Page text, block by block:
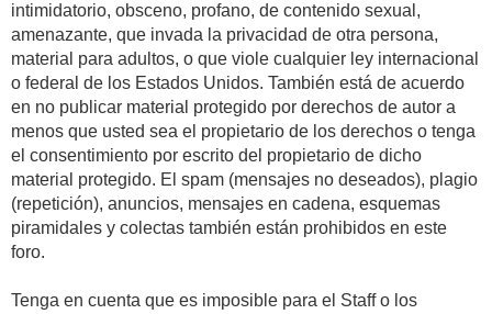
intimidatorio, obsceno, profano, de contenido sexual,
amenazante, que invada la privacidad de otra persona,
material para adultos, o que viole cualquier ley internacional
o federal de los Estados Unidos. También está de acuerdo
en no publicar material protegido por derechos de autor a
menos que usted sea el propietario de los derechos o tenga
el consentimiento por escrito del propietario de dicho
material protegido. El spam (mensajes no deseados), plagio
(repetición), anuncios, mensajes en cadena, esquemas
piramidales y colectas también están prohibidos en este
foro.
Tenga en cuenta que es imposible para el Staff o los